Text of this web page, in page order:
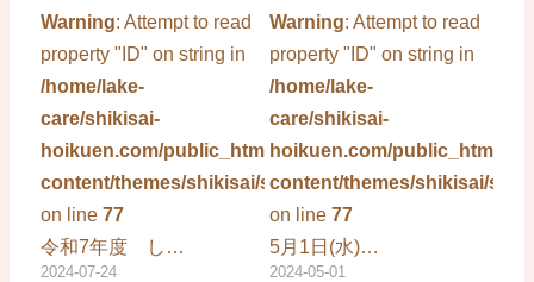
Warning: Attempt to read
property "ID" on string in
/home/lake-
care/shikisai-
hoikuen.com/public_html/wp-
content/themes/shikisai/single.php
on line 77
令和7年度 し…
2024-07-24
Warning: Attempt to read
property "ID" on string in
/home/lake-
care/shikisai-
hoikuen.com/public_html/wp-
content/themes/shikisai/
on line 77
5月1日(水)…
2024-05-01